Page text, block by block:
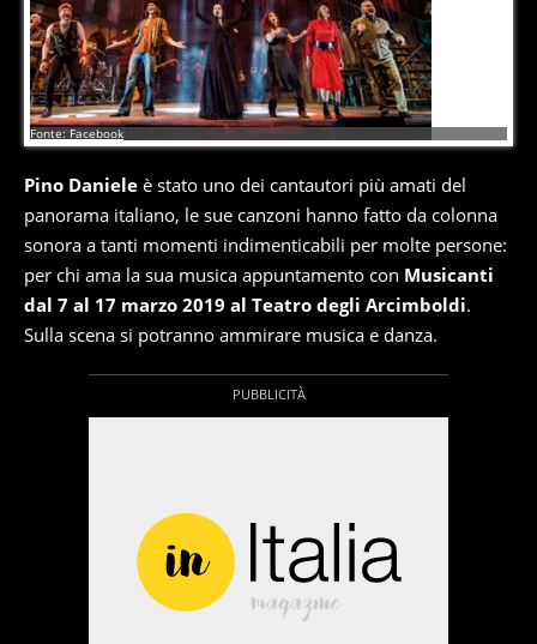
Fonte: Facebook
Pino Daniele è stato uno dei cantautori più amati del
panorama italiano, le sue canzoni hanno fatto da colonna
sonora a tanti momenti indimenticabili per molte persone:
per chi ama la sua musica appuntamento con Musicanti
dal 7 al 17 marzo 2019 al Teatro degli Arcimboldi.
Sulla scena si potranno ammirare musica e danza.